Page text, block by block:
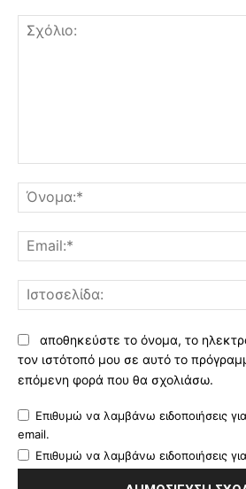
αποθηκεύστε το όνομα, το
τον ιστότοπό μου σε αυτό το
επόμενη φορά που θα σχολιάσω.
Επιθυμώ να λαμβάνω ειδοποιήσεις
email.
Επιθυμώ να λαμβάνω ειδοποιήσεις